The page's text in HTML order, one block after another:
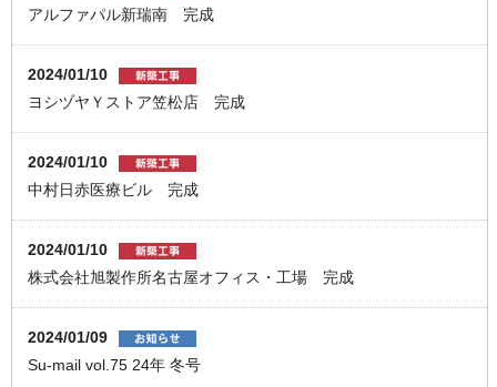
アルファパル新瑞南 完成
2024/01/10
ヨシヅヤＹストア笠松店 完成
2024/01/10
中村日赤医療ビル 完成
2024/01/10
株式会社旭製作所名古屋オフィス・工場 完成
2024/01/09
Su-mail vol.75 24年 冬号